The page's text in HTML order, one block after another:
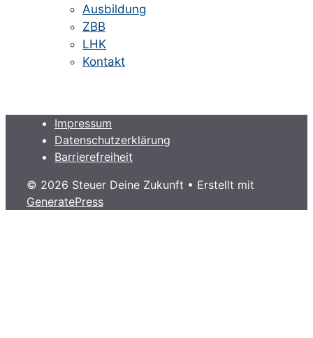
Ausbildung
ZBB
LHK
Kontakt
Impressum
Datenschutzerklärung
Barrierefreiheit
© 2026 Steuer Deine Zukunft • Erstellt mit
GeneratePress